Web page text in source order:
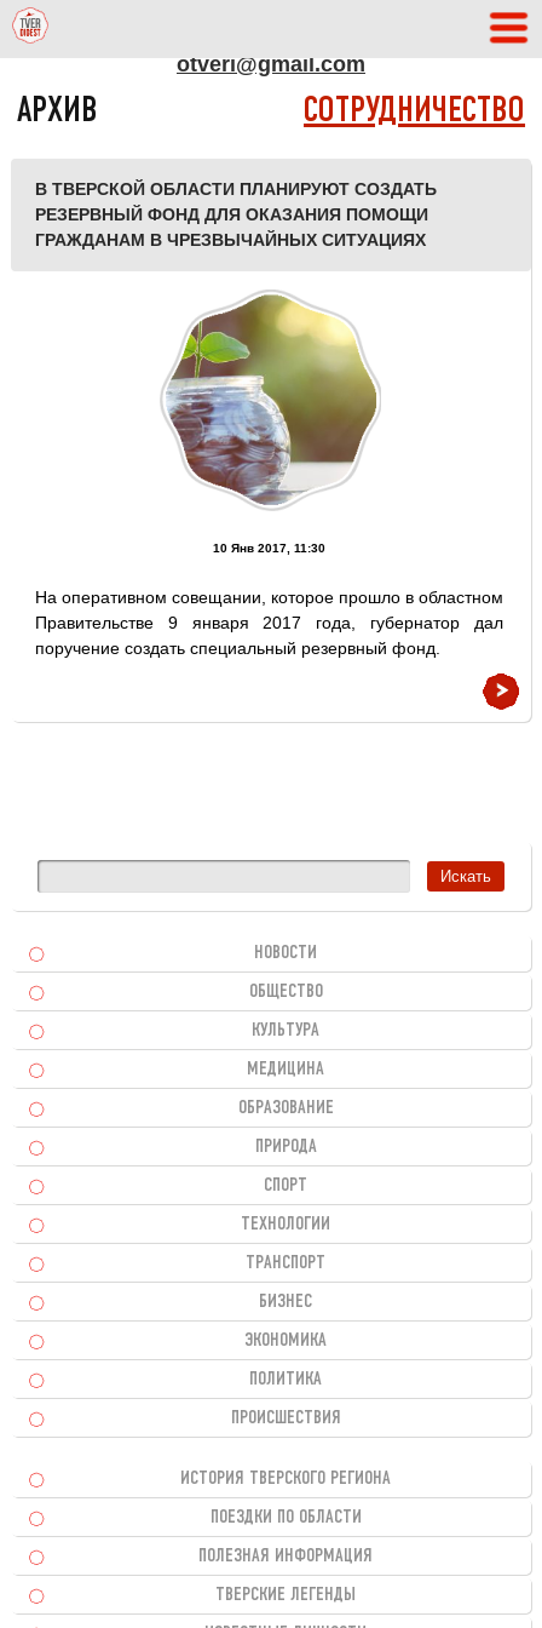
otveri@gmail.com
АРХИВ СОТРУДНИЧЕСТВО
В ТВЕРСКОЙ ОБЛАСТИ ПЛАНИРУЮТ СОЗДАТЬ
РЕЗЕРВНЫЙ ФОНД ДЛЯ ОКАЗАНИЯ ПОМОЩИ
ГРАЖДАНАМ В ЧРЕЗВЫЧАЙНЫХ СИТУАЦИЯХ
10 Янв 2017, 11:30
На оперативном совещании, которое прошло в областном
Правительстве 9 января 2017 года, губернатор дал
поручение создать специальный резервный фонд.
НОВОСТИ
ОБЩЕСТВО
КУЛЬТУРА
МЕДИЦИНА
ОБРАЗОВАНИЕ
ПРИРОДА
СПОРТ
ТЕХНОЛОГИИ
ТРАНСПОРТ
БИЗНЕС
ЭКОНОМИКА
ПОЛИТИКА
ПРОИСШЕСТВИЯ
ИСТОРИЯ ТВЕРСКОГО РЕГИОНА
ПОЕЗДКИ ПО ОБЛАСТИ
ПОЛЕЗНАЯ ИНФОРМАЦИЯ
ТВЕРСКИЕ ЛЕГЕНДЫ